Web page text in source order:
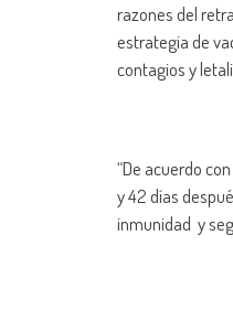
razones del
estrategia de
contagios y
“De acuerdo
y 42 días
inmunidad y